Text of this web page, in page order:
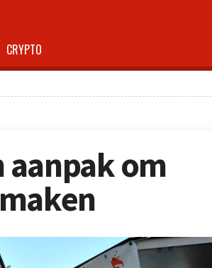
CRYPTO
aanpak om